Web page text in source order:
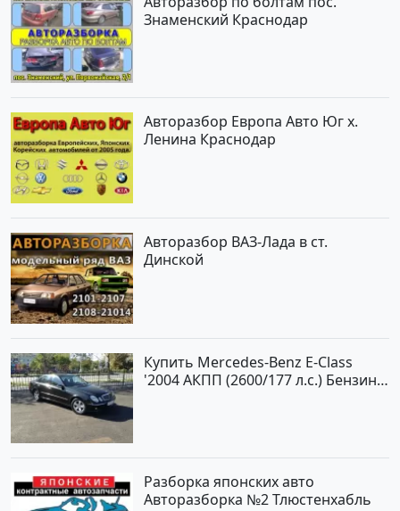
Знаменский Краснодар
Авторазбор Европа Авто Юг х.
Ленина Краснодар
Авторазбор ВАЗ-Лада в ст.
Динской
Купить Mercedes-Benz E-Class
'2004 АКПП (2600/177 л.с.) Бензин
Разборка японских авто
Авторазборка №2 Тлюстенхабль